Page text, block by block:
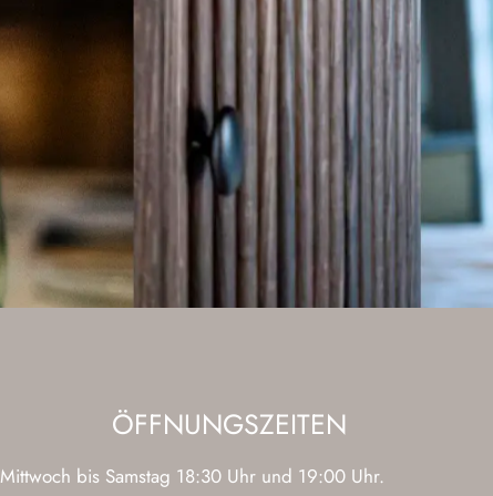
ÖFFNUNGSZEITEN
Mittwoch bis Samstag 18:30 Uhr und 19:00 Uhr.